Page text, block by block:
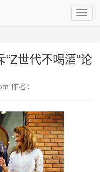
切
换
世代不喝酒”论
作者：